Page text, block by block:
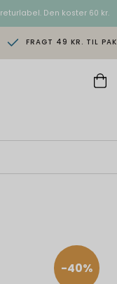
Den koster 60 kr.
FRAGT 49 KR. TIL
-40%